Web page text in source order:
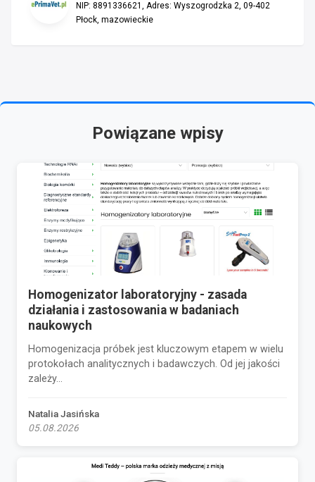
NIP: 8891336621, Adres: Wyszogrodzka 2, 09-402
Płock, mazowieckie
Powiązane wpisy
Homogenizator laboratoryjny - zasada
działania i zastosowania w badaniach
naukowych
Homogenizacja próbek jest kluczowym etapem w wielu
protokołach analitycznych i badawczych. Od jej jakości
zależy...
Natalia Jasińska
05.08.2026